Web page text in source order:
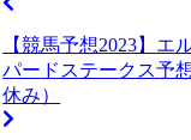
【競馬予想2023】エ
パードステークス予
休み）